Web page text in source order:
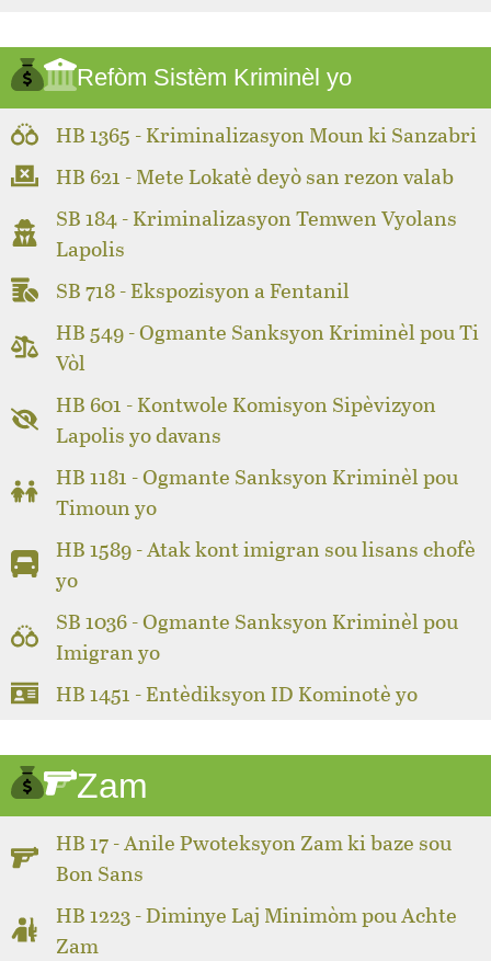
Refòm Sistèm Kriminèl yo
HB 1365 - Kriminalizasyon Moun ki Sanzabri
HB 621 - Mete Lokatè deyò san rezon valab
SB 184 - Kriminalizasyon Temwen Vyolans
Lapolis
SB 718 - Ekspozisyon a Fentanil
HB 549 - Ogmante Sanksyon Kriminèl pou Ti
Vòl
HB 601 - Kontwole Komisyon Sipèvizyon
Lapolis yo davans
HB 1181 - Ogmante Sanksyon Kriminèl pou
Timoun yo
HB 1589 - Atak kont imigran sou lisans chofè
yo
SB 1036 - Ogmante Sanksyon Kriminèl pou
Imigran yo
HB 1451 - Entèdiksyon ID Kominotè yo
Zam
HB 17 - Anile Pwoteksyon Zam ki baze sou
Bon Sans
HB 1223 - Diminye Laj Minimòm pou Achte
Zam